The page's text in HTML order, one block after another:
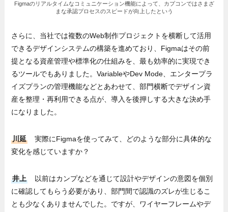
Figmaのリアルタイムなコミュニケーション機能によって、カプコンではさまざ
まな承認プロセスのスピードが向上したという
さらに、当社では複数のWeb制作プロジェクトを横断して活用
できるデザインシステムの構築を進めており、Figmaはその前
提となる資産管理や標準化の仕組みを、最も効率的に実現でき
るツールでもありました。VariableやDev Mode、エンタープラ
イズプランの管理機能などとあわせて、部門横断でデザイン資
産を整理・再利用できる点が、導入を後押しする大きな決め手
になりました。
川延
実際にFigmaを使ってみて、どのような部分に具体的な
変化を感じていますか？
井上
以前はカンプなどを通じて設計やデザインの意図を個別
に確認してもらう必要があり、部門間で認識のズレが生じるこ
とも少なくありませんでした。ですが、ワイヤーフレームやデ